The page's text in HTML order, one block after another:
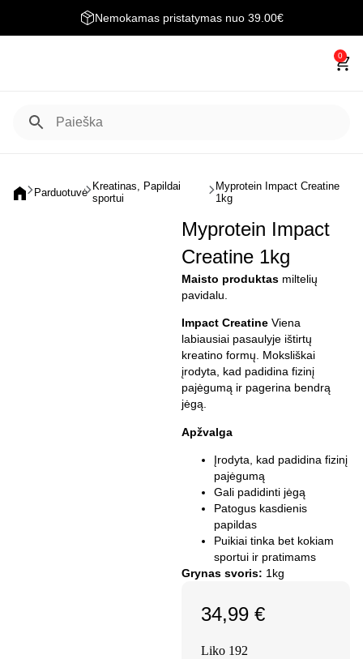
Nemokamas pristatymas nuo 39.00€
0
Parduotuvė Kreatinas, Papildai
sportui
Myprotein Impact Creatine
1kg
Myprotein Impact
Creatine 1kg
Maisto produktas miltelių
pavidalu.
Impact Creatine Viena
labiausiai pasaulyje ištirtų
kreatino formų. Moksliškai
įrodyta, kad padidina fizinį
pajėgumą ir pagerina bendrą
jėgą.
Apžvalga
Įrodyta, kad padidina fizinį
pajėgumą
Gali padidinti jėgą
Patogus kasdienis
papildas
Puikiai tinka bet kokiam
sportui ir pratimams
Grynas svoris: 1kg
34,99 €
Liko 192